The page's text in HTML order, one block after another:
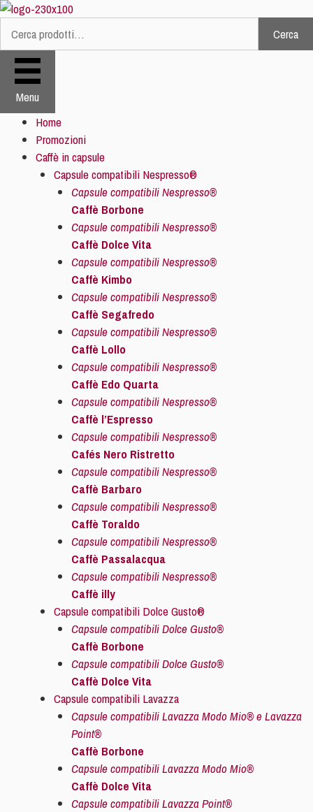
Vai
contenuto
Cerca: Cerca
Menu
Home
Promozioni
Caffè in capsule
Capsule compatibili Nespresso®
Capsule compatibili Nespresso®
Caffè Borbone
Capsule compatibili Nespresso®
Caffè Dolce Vita
Capsule compatibili Nespresso®
Caffè Kimbo
Capsule compatibili Nespresso®
Caffè Segafredo
Capsule compatibili Nespresso®
Caffè Lollo
Capsule compatibili Nespresso®
Caffè Edo Quarta
Capsule compatibili Nespresso®
Caffè l’Espresso
Capsule compatibili Nespresso®
Cafés Nero Ristretto
Capsule compatibili Nespresso®
Caffè Barbaro
Capsule compatibili Nespresso®
Caffè Toraldo
Capsule compatibili Nespresso®
Caffè Passalacqua
Capsule compatibili Nespresso®
Caffè illy
Capsule compatibili Dolce Gusto®
Capsule compatibili Dolce Gusto®
Caffè Borbone
Capsule compatibili Dolce Gusto®
Caffè Dolce Vita
Capsule compatibili Lavazza
Capsule compatibili Lavazza Modo Mio® e Lavazza
Point®
Caffè Borbone
Capsule compatibili Lavazza Modo Mio®
Caffè Dolce Vita
Capsule compatibili Lavazza Point®